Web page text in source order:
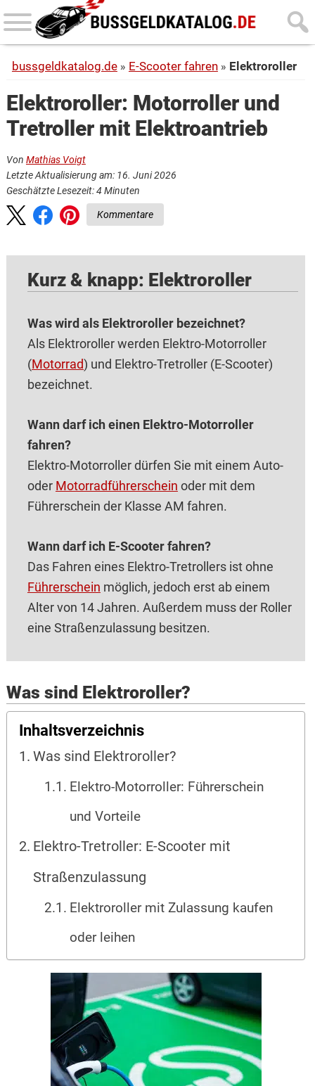
Skip
to
content
Skip
to
sidebar
bussgeldkatalog.de E-Scooter fahren Elektroroller
Elektroroller: Motorroller und
Tretroller mit Elektroantrieb
Von Mathias Voigt
Letzte Aktualisierung am: 16. Juni 2026
Geschätzte Lesezeit:4 Minuten
Kommentare
Kurz & knapp: Elektroroller
Was wird als Elektroroller bezeichnet?
Als Elektroroller werden Elektro-Motorroller
(Motorrad) und Elektro-Tretroller (E-Scooter)
bezeichnet.
Wann darf ich einen Elektro-Motorroller
fahren?
Elektro-Motorroller dürfen Sie mit einem Auto-
oder Motorradführerschein oder mit dem
Führerschein der Klasse AM fahren.
Wann darf ich E-Scooter fahren?
Das Fahren eines Elektro-Tretrollers ist ohne
Führerschein möglich, jedoch erst ab einem
Alter von 14 Jahren. Außerdem muss der Roller
eine Straßenzulassung besitzen.
Was sind Elektroroller?
Inhaltsverzeichnis
Was sind Elektroroller?
Elektro-Motorroller: Führerschein
und Vorteile
Elektro-Tretroller: E-Scooter mit
Straßenzulassung
Elektroroller mit Zulassung kaufen
oder leihen